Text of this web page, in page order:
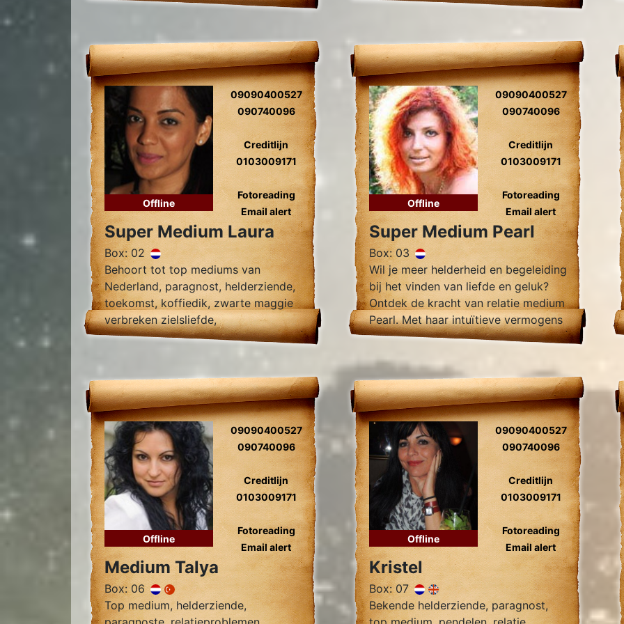
Offline
09090400527
090740096
Creditlijn
0103009171
Fotoreading
Email alert
Super Medium Laura
Box: 02
Behoort tot top mediums van
Nederland, paragnost, helderziende,
toekomst, koffiedik, zwarte maggie
verbreken zielsliefde,
zielsverwanten, gidscontact,
Offline
09090400527
090740096
Creditlijn
0103009171
Fotoreading
Email alert
Super Medium Pearl
Box: 03
Wil je meer helderheid en begeleiding
bij het vinden van liefde en geluk?
Ontdek de kracht van relatie medium
Pearl. Met haar intuïtieve vermogens
en nauwkeurige inzichten kan Pearl
huidige situatie.
Offline
09090400527
090740096
Creditlijn
0103009171
Fotoreading
Email alert
Medium Talya
Box: 06
Top medium, helderziende,
Offline
09090400527
090740096
Creditlijn
0103009171
Fotoreading
Email alert
Kristel
Box: 07
Bekende helderziende, paragnost,